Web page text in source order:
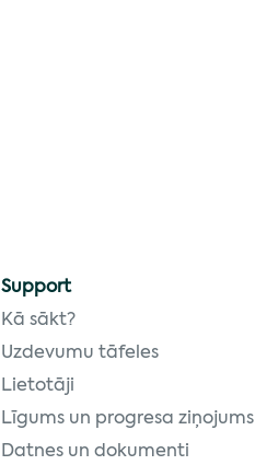
Support
Kā sākt?
Uzdevumu tāfeles
Lietotāji
Līgums un progresa ziņojums
Datnes un dokumenti